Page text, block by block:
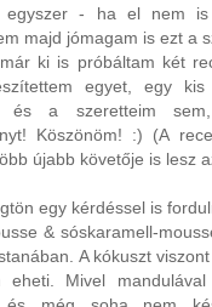
egyszer - ha el nem
majd jómagam is ezt a
ki is próbáltam két
egyet, egy kis
és a szeretteim
Köszönöm! :) (A
újabb követője is lesz
egy kérdéssel is
& sóskaramell-
A kókuszt
eheti. Mivel